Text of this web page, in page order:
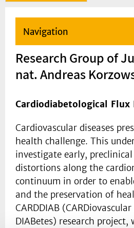
Navigation
Research Group of
nat. Andreas
Cardiodiabetological Flux
Cardiovascular diseases
health challenge. This
investigate early,
distortions along the
continuum in order to
and the preservation of
CARDDIAB
DIABetes) research